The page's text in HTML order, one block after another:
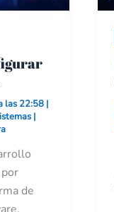
las 22:58 |
|
de